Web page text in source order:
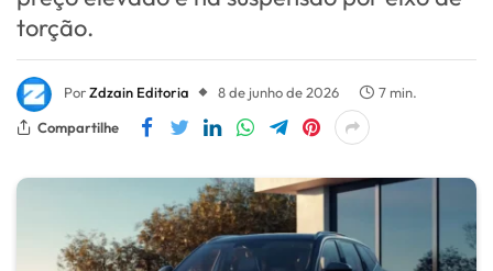
torção.
PorZdzain Editoria 8 de junho de 2026
7 min.
Compartilhe